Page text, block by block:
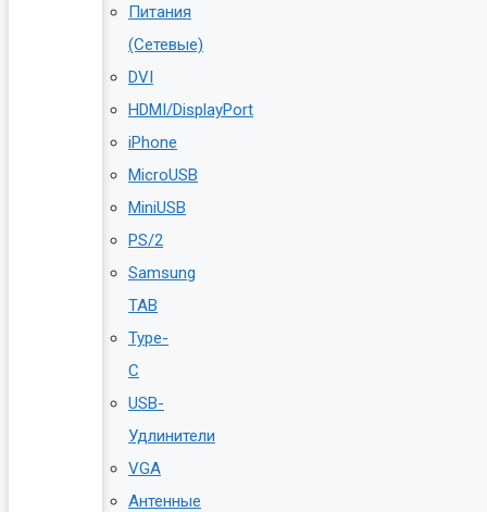
Питания
(Сетевые)
DVI
HDMI/DisplayPort
iPhone
MicroUSB
MiniUSB
PS/2
Samsung
TAB
Type-
C
USB-
Удлинители
VGA
Антенные